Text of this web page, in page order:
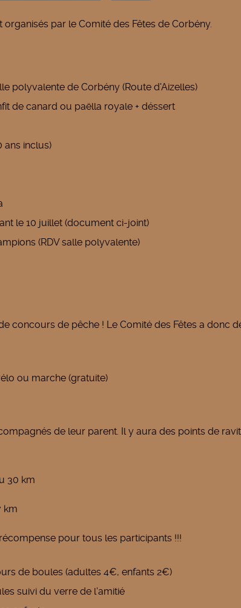
organisés par le Comité des Fêtes de Corbény.
polyvalente de Corbény (Route d'Aizelles)
de canard ou paëlla royale + déssert
ans inclus)
le 10 juillet (document ci-joint)
(RDV salle polyvalente)
concours de pêche ! Le Comité des Fêtes a donc
ou marche (gratuite)
de leur parent. Il y aura des points de
30 km
km
pour tous les participants !!!
de boules (adultes 4€, enfants 2€)
suivi du verre de l'amitié